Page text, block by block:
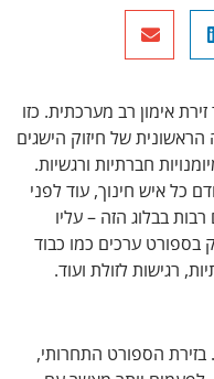
רב מערכתית. כזו
של חיזוק הישגים
חברתיות ורגשיות.
חינוך, עוד לפני
הזה – עליו
ערכים כמו כבוד
לזולת ועוד.
הספורט התחרותי,